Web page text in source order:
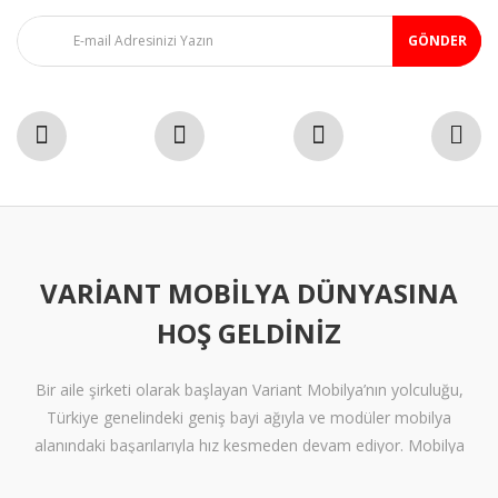
GÖNDER
VARIANT MOBILYA DÜNYASINA
HOŞ GELDINIZ
Bir aile şirketi olarak başlayan Variant Mobilya’nın yolculuğu,
Türkiye genelindeki geniş bayi ağıyla ve modüler mobilya
alanındaki başarılarıyla hız kesmeden devam ediyor. Mobilya